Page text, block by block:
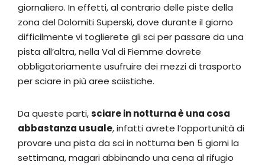
giornaliero. In effetti, al contrario delle piste della
zona del Dolomiti Superski, dove durante il giorno
difficilmente vi toglierete gli sci per passare da una
pista all’altra, nella Val di Fiemme dovrete
obbligatoriamente usufruire dei mezzi di trasporto
per sciare in più aree sciistiche.
Da queste parti,sciare in notturna è una cosa
abbastanza usuale, infatti avrete l’opportunità di
provare una pista da sci in notturna ben 5 giorni la
settimana, magari abbinando una cena al rifugio